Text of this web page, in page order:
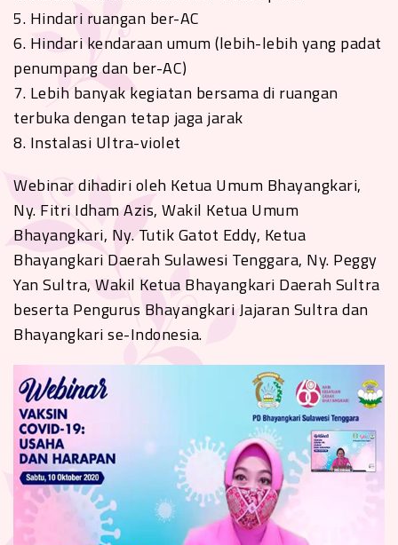
5. Hindari ruangan ber-AC
6. Hindari kendaraan umum (lebih-lebih yang padat
penumpang dan ber-AC)
7. Lebih banyak kegiatan bersama di ruangan
terbuka dengan tetap jaga jarak
8. Instalasi Ultra-violet
Webinar dihadiri oleh Ketua Umum Bhayangkari,
Ny. Fitri Idham Azis, Wakil Ketua Umum
Bhayangkari, Ny. Tutik Gatot Eddy, Ketua
Bhayangkari Daerah Sulawesi Tenggara, Ny. Peggy
Yan Sultra, Wakil Ketua Bhayangkari Daerah Sultra
beserta Pengurus Bhayangkari Jajaran Sultra dan
Bhayangkari se-Indonesia.